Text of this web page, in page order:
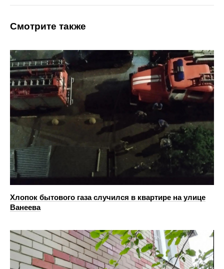
Смотрите также
Хлопок бытового газа случился в квартире на улице
Ванеева